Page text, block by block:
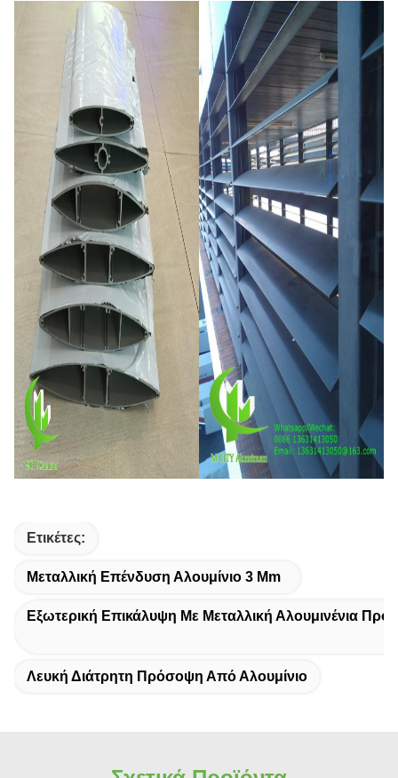
Ετικέτες:
Μεταλλική Επένδυση Αλουμίνιο 3 Mm
Εξωτερική Επικάλυψη Με Μεταλλική Αλουμινένια
Λευκή Διάτρητη Πρόσοψη Από Αλουμίνιο